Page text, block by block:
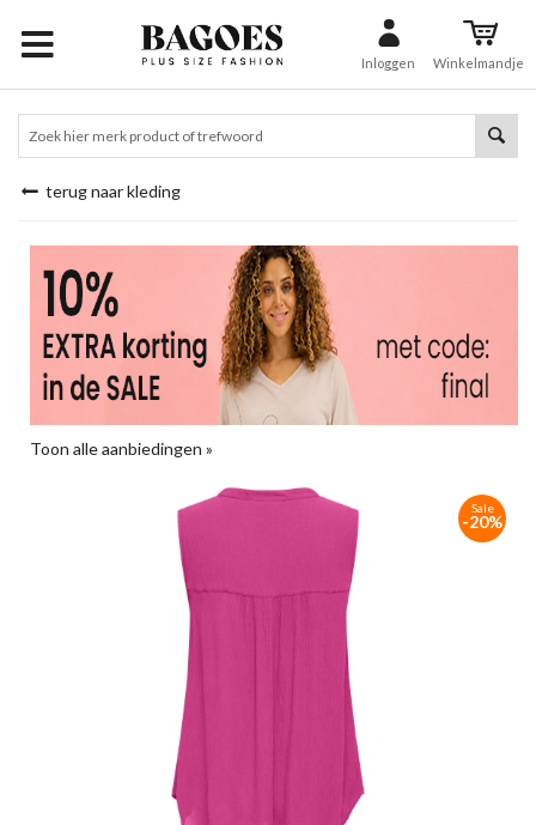
Inloggen Winkelmandje
terug naar kleding
Toon alle aanbiedingen »
Sale
-20%